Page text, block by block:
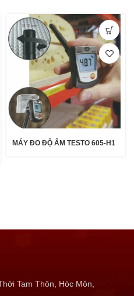
MÁY ĐO ĐỘ ẨM TESTO 605-H1
Tam Thôn, Hóc Môn,